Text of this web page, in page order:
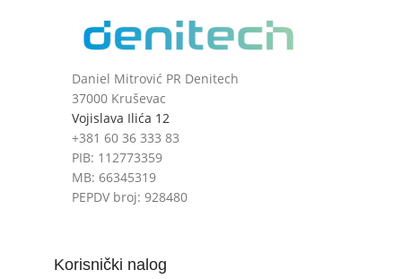
Daniel Mitrović PR Denitech
37000 Kruševac
Vojislava Ilića 12
+381 60 36 333 83
PIB: 112773359
MB: 66345319
PEPDV broj: 928480
Korisnički nalog